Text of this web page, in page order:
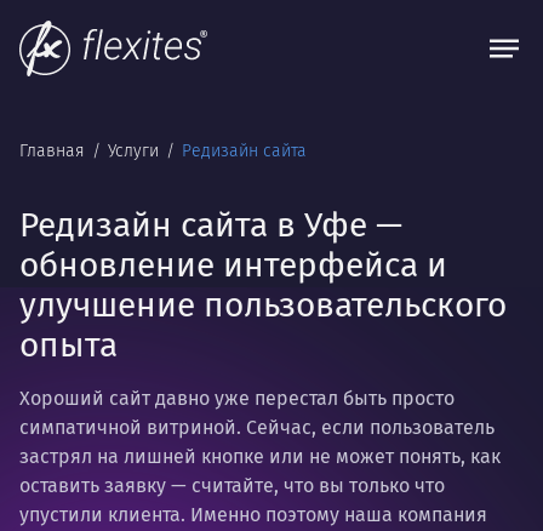
Главная Услуги Редизайн сайта
Редизайн сайта в Уфе —
обновление интерфейса и
улучшение пользовательского
опыта
Хороший сайт давно уже перестал быть просто
симпатичной витриной. Сейчас, если пользователь
застрял на лишней кнопке или не может понять, как
оставить заявку — считайте, что вы только что
упустили клиента. Именно поэтому наша компания